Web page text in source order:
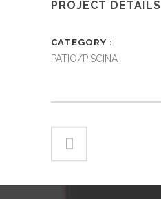
PROJECT DETAILS
CATEGORY
PATIO/PISCINA